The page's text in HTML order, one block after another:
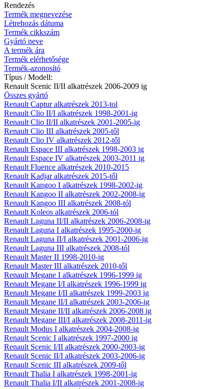
Rendezés
Termék megnevezése
Létrehozás dátuma
Termék cikkszám
Gyártó neve
A termék ára
Termék elérhetősége
Termék-azonosító
Típus / Modell:
Renault Scenic II/II alkatrészek 2006-2009 ig
Összes gyártó
Renault Captur alkatrészek 2013-tol
Renault Clio II/I alkatrészek 1998-2001-ig
Renault Clio II/II alkatrészek 2001-2005-ig
Renault Clio III alkatrészek 2005-től
Renault Clio IV alkatrészek 2012-től
Renault Espace III alkatrészek 1998-2003 ig
Renault Espace IV alkatrészek 2003-2011 ig
Renault Fluence alkatrészek 2010-2015
Renault Kadjar alkatrészek 2015-től
Renault Kangoo I alkatrészek 1998-2002-ig
Renault Kangoo II alkatrészek 2002-2008-ig
Renault Kangoo III alkatrészek 2008-tól
Renault Koleos alkatrészek 2006-tól
Renault Laguna II/II alkatrészek 2006-2008-ig
Renault Laguna I alkatrészek 1995-2000-ig
Renault Laguna II/I alkatrészek 2001-2006-ig
Renault Laguna III alkatrészek 2008-tól
Renault Master II 1998-2010-ig
Renault Master III alkatrészek 2010-től
Renault Megane I alkatrészek 1996-1999 ig
Renault Megane I/I alkatrészek 1996-1999 ig
Renault Megane I/II alkatrészek 1999-2003 ig
Renault Megane II/I alkatrészek 2003-2006-ig
Renault Megane II/II alkatrészek 2006-2008 ig
Renault Megane III/I alkatrészek 2008-2011-ig
Renault Modus I alkatrészek 2004-2008-ig
Renault Scenic I alkatrészek 1997-2000 ig
Renault Scenic I/II alkatrészek 2000-2003-ig
Renault Scenic II/I alkatrészek 2003-2006-ig
Renault Scenic III alkatrészek 2009-től
Renault Thalia I alkatrészek 1998-2001-ig
Renault Thalia I/II alkatrészek 2001-2008-ig